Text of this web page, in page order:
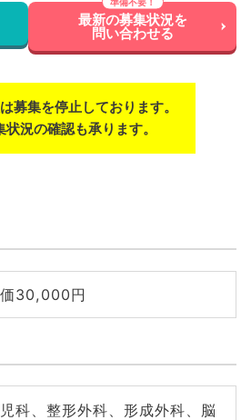
最新の募集状況を
問い合わせる
募集を停止しております。
況の確認も承ります。
30,000円
科、整形外科、形成外科、脳